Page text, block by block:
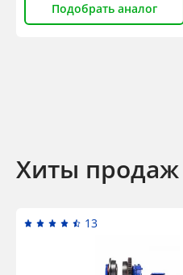
Подобрать аналог
Хиты продаж
13